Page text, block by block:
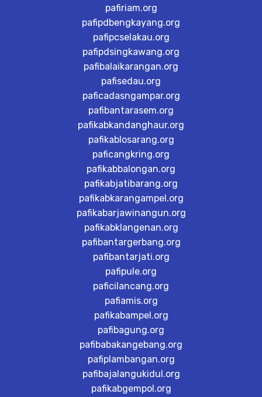
pafiriam.org
pafipdbengkayang.org
pafipcselakau.org
pafipdsingkawang.org
pafibalaikarangan.org
pafisedau.org
paficadasngampar.org
pafibantarasem.org
pafikabkandanghaur.org
pafikablosarang.org
paficangkring.org
pafikabbalongan.org
pafikabjatibarang.org
pafikabkarangampel.org
pafikabarjawinangun.org
pafikabklangenan.org
pafibantargerbang.org
pafibantarjati.org
pafipule.org
paficilancang.org
pafiamis.org
pafikabampel.org
pafibagung.org
pafibabakangebang.org
pafiplambangan.org
pafibajalangukidul.org
pafikabgempol.org